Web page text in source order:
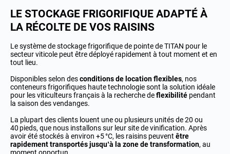
LE STOCKAGE FRIGORIFIQUE ADAPTÉ À
LA RÉCOLTE DE VOS RAISINS
Le système de stockage frigorifique de pointe de TITAN pour le
secteur viticole peut être déployé rapidement à tout moment et en
tout lieu.
Disponibles selon desconditions de location flexibles, nos
conteneurs frigorifiques haute technologie sont la solution idéale
pour les viticulteurs français à la recherche deflexibilité pendant
la saison des vendanges.
La plupart des clients louent une ou plusieurs unités de 20 ou
40 pieds, que nous installons sur leur site de vinification. Après
avoir été stockés à environ +5 °C, les raisins peuvent être
rapidement transportés jusqu’à la zone de transformation, au